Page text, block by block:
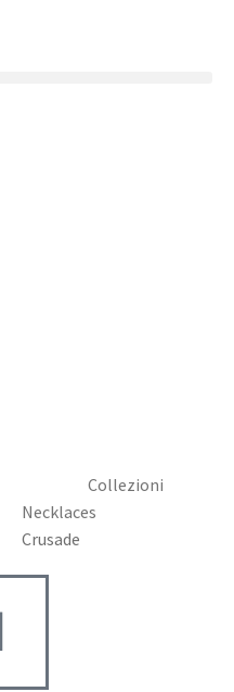
Collezioni
Necklaces
Crusade